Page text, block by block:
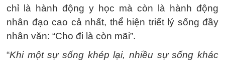
chỉ là hành động y học mà còn là hành động
nhân đạo cao cả nhất, thể hiện triết lý sống đầy
nhân văn: “Cho đi là còn mãi”.
“Khi một sự sống khép lại, nhiều sự sống khác